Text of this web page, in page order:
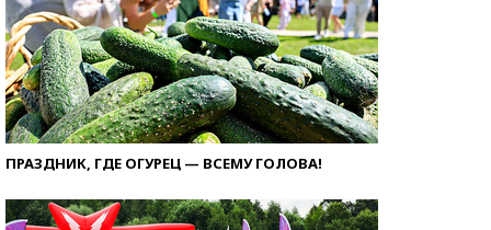
ПРАЗДНИК, ГДЕ ОГУРЕЦ — ВСЕМУ ГОЛОВА!